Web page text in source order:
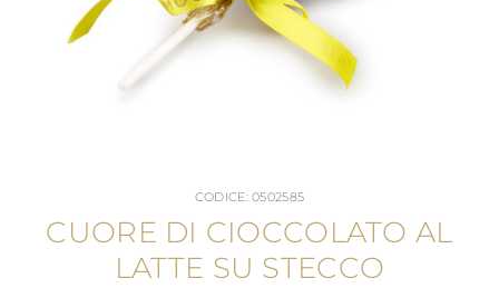
CODICE: 0502585
CUORE DI CIOCCOLATO AL
LATTE SU STECCO